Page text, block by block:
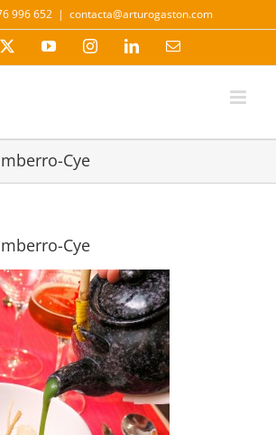
996 652 | contacta@arturogaston.com
YouTubeInstagramLinkedInCorreo
Cye
Cye